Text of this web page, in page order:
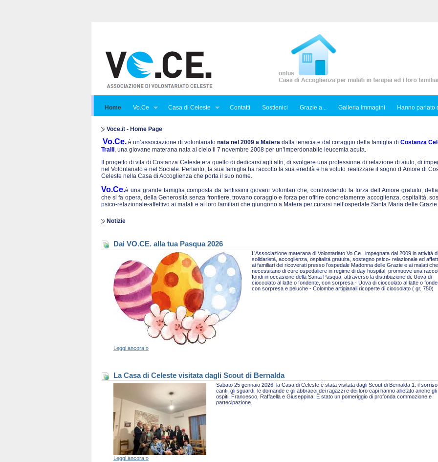
Home Vo.Ce Casa di Celeste Contatti Sostienici Grazie a... Galleria Immagini Hanno parlato
Voce.it - Home Page
Vo.Ce. è un’associazione di volontariato nata nel 2009 a Matera dalla tenacia e dal coraggio della famiglia di Costanza
Tralli, una giovane materana nata al cielo il 7 novembre 2008 per un’imperdonabile leucemia acuta.
Il progetto di vita di Costanza Celeste era quello di dedicarsi agli altri, di svolgere una professione di relazione di aiuto, di
nel Volontariato e nel Sociale. Pertanto, la sua famiglia ha raccolto la sua eredità e ha voluto realizzare il sogno d’Amore di
Celeste nella Casa di Accoglienza che porta il suo nome.
Vo.Ce.è una grande famiglia composta da tantissimi giovani volontari che, condividendo la forza dell’Amore gratuito,
che si fa opera, della Generosità senza frontiere, trovano coraggio e forza per offrire concretamente accoglienza, ospitalità,
psico-relazionale-affettivo ai malati e ai loro familiari che giungono a Matera per curarsi nell’ospedale Santa Maria delle Grazie.
Notizie
Dai VO.CE. alla tua Pasqua 2026
L’Associazione materana di Volontariato Vo.Ce., impegnata dal 2009 in attività di
solidarietà, accoglienza, ospitalità gratuita, sostegno psico- relazionale ed
ai familiari dei ricoverati presso l’ospedale Madonna delle Grazie e ai malati che
necessitano di cure ospedaliere in regime di day hospital, promuove una
fondi in occasione della Santa Pasqua, attraverso la distribuzione di: Uova di
cioccolato al latte o fondente, con sorpresa - Uova di cioccolato al latte o
con sorpresa e peluche - Colombe artigianali ricoperte di cioccolato ( gr. 750)
Leggi ancora »
La Casa di Celeste visitata dagli Scout di Bernalda
Sabato 25 gennaio 2026, la Casa di Celeste è stata visitata dagli Scout di Bernalda 1: il
canti, gli sguardi, le domande e gli abbracci dei ragazzi e dei loro capi hanno allietato anche gli
ospiti, Francesco, Raffaella e Giuseppina. È stato un pomeriggio di profonda commozione e
partecipazione.
Leggi ancora »